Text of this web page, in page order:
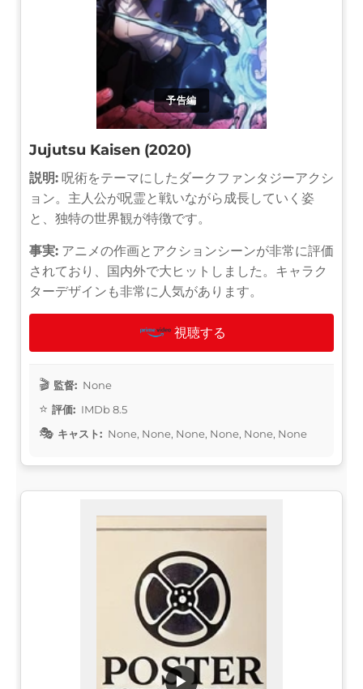
予告編
Jujutsu Kaisen (2020)
説明: 呪術をテーマにしたダークファンタジーアクシ
ョン。主人公が呪霊と戦いながら成長していく姿
と、独特の世界観が特徴です。
事実: アニメの作画とアクションシーンが非常に評価
されており、国内外で大ヒットしました。キャラク
ターデザインも非常に人気があります。
視聴する
監督: None
評価: IMDb 8.5
キャスト: None, None, None, None, None, None
▶